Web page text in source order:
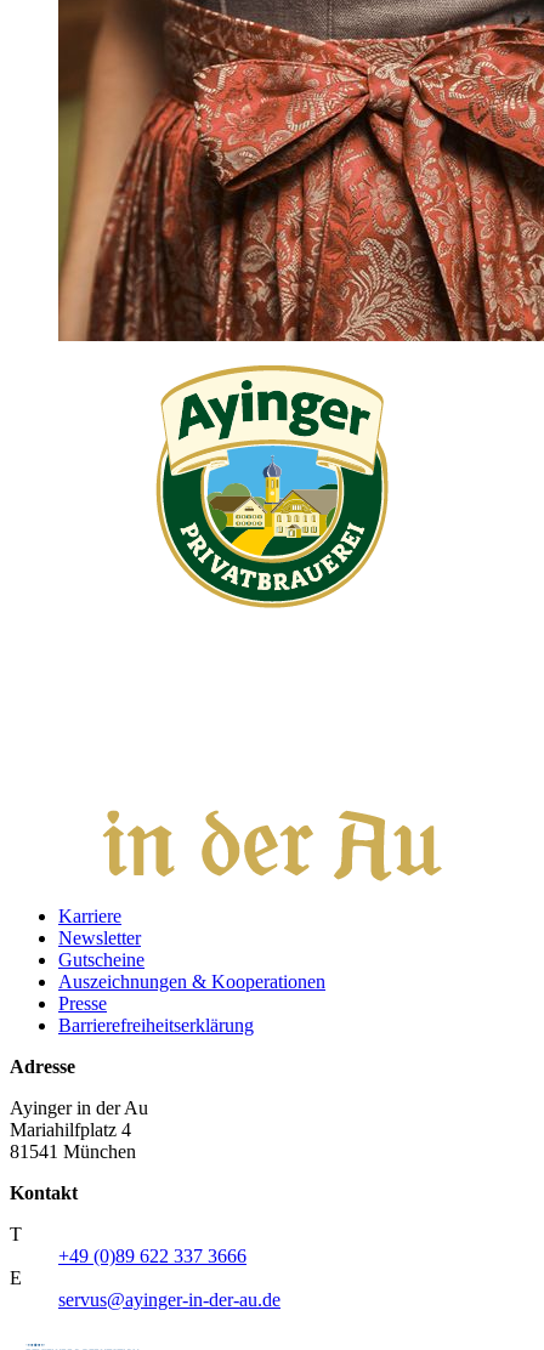
Karriere
Newsletter
Gutscheine
Auszeichnungen & Kooperationen
Presse
Barrierefreiheitserklärung
Adresse
Ayinger in der Au
Mariahilfplatz 4
81541 München
Kontakt
T
+49 (0)89 622 337 3666
E
servus@ayinger-in-der-au.de